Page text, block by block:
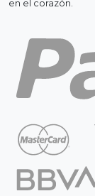
en el corazón.